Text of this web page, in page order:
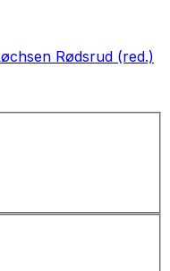
Rødsrud (red.)